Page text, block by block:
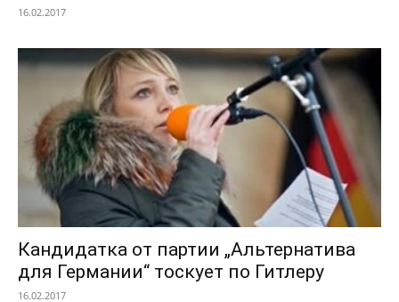
16.02.2017
Кандидатка от партии „Альтернатива
для Германии“ тоскует по Гитлеру
16.02.2017